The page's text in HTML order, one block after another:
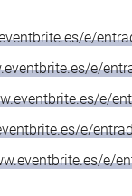
e/
e/
e/
e/
e/